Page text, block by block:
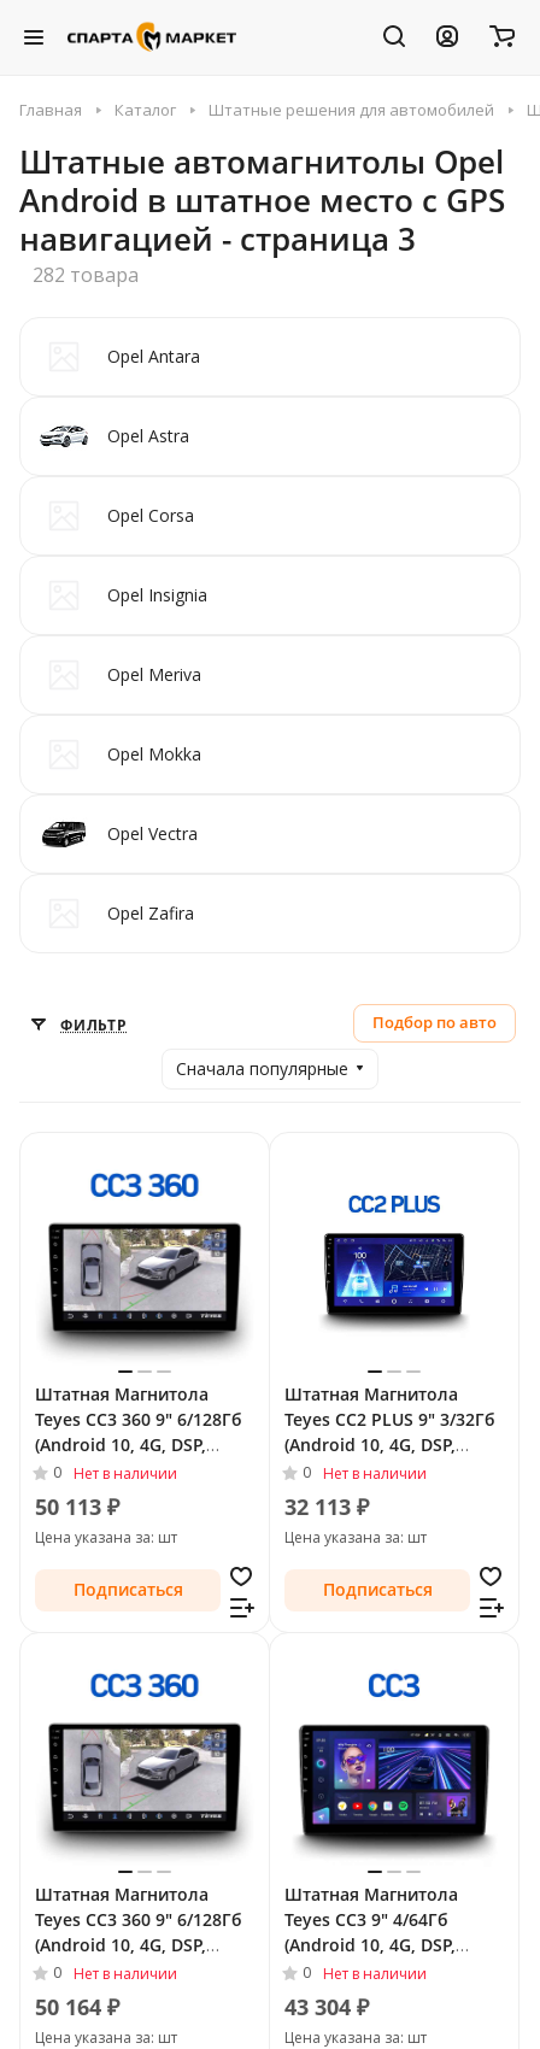
Главная Каталог Штатные решения для автомобилей
Штатные автомагнитолы Opel
Android в штатное место с GPS
навигацией - страница 3
282 товара
Opel Antara
Opel Astra
Opel Corsa
Opel Insignia
Opel Meriva
Opel Mokka
Opel Vectra
Opel Zafira
ФИЛЬТР Подбор по авто
Сначала популярные
Штатная Магнитола
Teyes CC3 360 9" 6/128Гб
(Android 10, 4G, DSP,
QLed) - круговой обзор
для Opel Zafira B 2005 -
2008 Тип-F2
0 Нет в наличии
50 113 ₽
Цена указана за: шт
Подписаться
Штатная Магнитола
Teyes CC2 PLUS 9" 3/32Гб
(Android 10, 4G, DSP,
QLed) для Opel Astra H
Рестайлинг 2006 - 2014
Тип-F2
0 Нет в наличии
32 113 ₽
Цена указана за: шт
Подписаться
Штатная Магнитола
Teyes CC3 360 9" 6/128Гб
(Android 10, 4G, DSP,
QLed) - круговой обзор
для Opel Mokka I 2012 -
2016
0 Нет в наличии
50 164 ₽
Цена указана за: шт
Штатная Магнитола
Teyes CC3 9" 4/64Гб
(Android 10, 4G, DSP,
QLed) для Opel Antara I
Рестайлинг 2010 - 2017
0 Нет в наличии
43 304 ₽
Цена указана за: шт